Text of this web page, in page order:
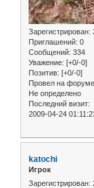
Зарегистрирован:
Приглашений: 0
Сообщений: 334
Уважение: [+0/-0]
Позитив: [+0/-0]
Провел на
Не определено
Последний визит:
2009-04-24
katochi
Игрок
Зарегистрирован: